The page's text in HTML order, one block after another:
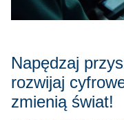
Napędzaj
rozwijaj
zmienią świat!